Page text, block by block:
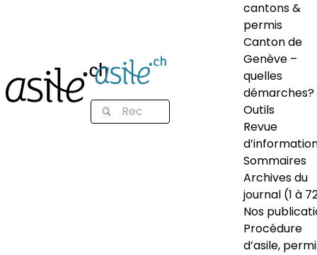
cantons &
permis
Canton de
Genève –
quelles
démarches?
Outils
Revue
Sommaires
Archives du
journal (1 à
Nos
Procédure
d’asile,